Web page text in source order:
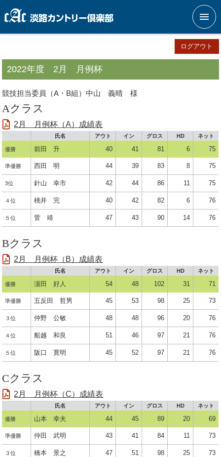
メニ
ログアウト
2022年度 2月 月例杯
競技担当委員（A・B組）中山 義晴 様
Aクラス
2月 月例杯（A）成績表
氏名 アウト イン グロス HD ネット
優勝 前田 升 40 41 81 6 75
準優勝 西田 明 44 39 83 8 75
3位 針山 幸市 42 44 86 11 75
４位 桃井 完 40 42 82 6 76
５位 菅 靖 47 43 90 14 76
Bクラス
2月 月例杯（B）成績表
氏名 アウト イン グロス HD ネット
優勝 濵田 好人 54 48 102 31 71
準優勝 五反田 哲男 45 53 98 25 73
３位 仲野 公敏 48 48 96 20 76
４位 船越 和良 51 46 97 21 76
５位 阪口 寛明 45 52 97 21 76
Cクラス
2月 月例杯（C）成績表
氏名 アウト イン グロス HD ネット
優勝 山本 幸夫 44 45 89 20 69
準優勝 仲田 武明 43 41 84 11 73
３位 橋本 景之 47 51 98 25 73